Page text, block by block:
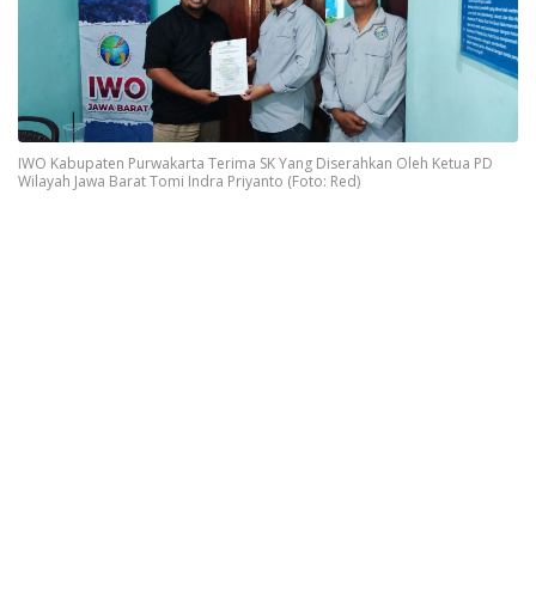
IWO Kabupaten Purwakarta Terima SK Yang Diserahkan Oleh Ketua PD
Wilayah Jawa Barat Tomi Indra Priyanto (Foto: Red)